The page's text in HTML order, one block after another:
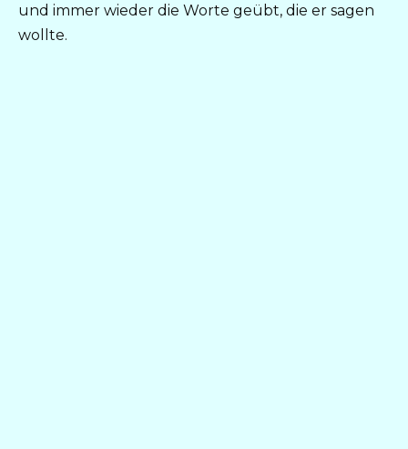
und immer wieder die Worte geübt, die er sagen
wollte.